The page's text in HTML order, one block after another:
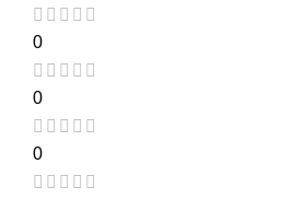
0
0
0